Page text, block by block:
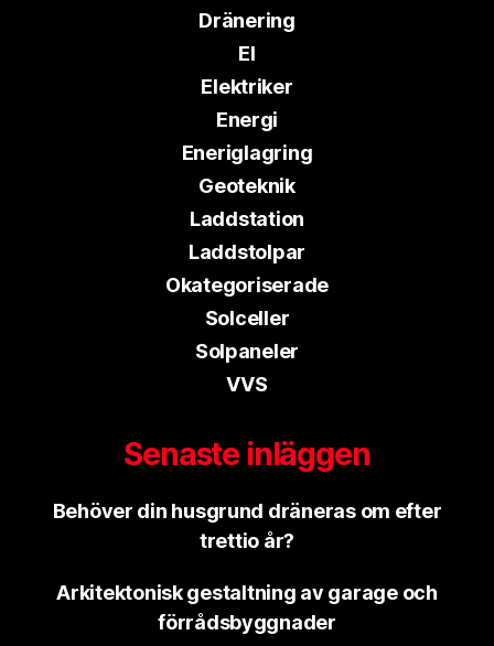
Dränering
El
Elektriker
Energi
Eneriglagring
Geoteknik
Laddstation
Laddstolpar
Okategoriserade
Solceller
Solpaneler
VVS
Senaste inläggen
Behöver din husgrund dräneras om efter
trettio år?
Arkitektonisk gestaltning av garage och
förrådsbyggnader